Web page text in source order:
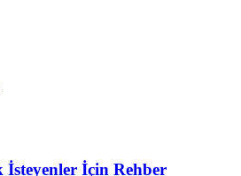
İsteyenler İçin Rehber